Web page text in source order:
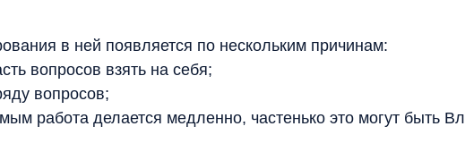
в ней появляется по нескольким причинам:
вопросов взять на себя;
вопросов;
работа делается медленно, частенько это могут быть